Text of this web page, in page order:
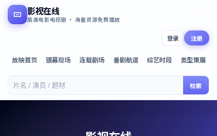
影视在线
高清电影电视剧 · 海量资源免费播放
放映首页 银幕现场 连载剧场 番剧航道 综艺时段 类型策展
检索
登录 注册